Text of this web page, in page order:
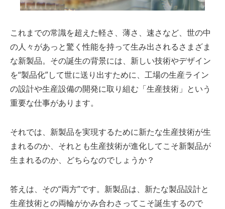
これまでの常識を超えた軽さ、薄さ、速さなど、世の中
の人々があっと驚く性能を持って生み出されるさまざま
な新製品。その誕生の背景には、新しい技術やデザイン
を“製品化”して世に送り出すために、工場の生産ライン
の設計や生産設備の開発に取り組む「生産技術」という
重要な仕事があります。
それでは、新製品を実現するために新たな生産技術が生
まれるのか、それとも生産技術が進化してこそ新製品が
生まれるのか、どちらなのでしょうか？
答えは、その“両方”です。新製品は、新たな製品設計と
生産技術との両輪がかみ合わさってこそ誕生するので